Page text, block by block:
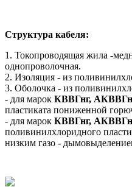
Структура кабеля:
1. Токопроводящая жила -
однопроволочная.
2. Изоляция - из
3. Оболочка - из
- для марок КВВГнг,
пластиката пониженной
- для марок КВВГнг,
поливинилхлоридного
низким газо -